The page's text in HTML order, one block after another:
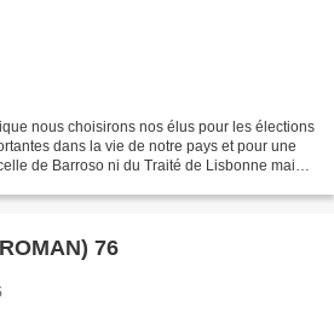
nous choisirons nos élus pour les élections
dans la vie de notre pays et pour une
de Barroso ni du Traité de Lisbonne mais
76